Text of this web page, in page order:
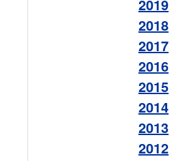
2019
2018
2017
2016
2015
2014
2013
2012